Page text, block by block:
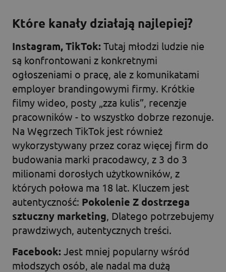
Które kanały działają najlepiej?
Instagram, TikTok: Tutaj młodzi ludzie nie
są konfrontowani z konkretnymi
ogłoszeniami o pracę, ale z komunikatami
employer brandingowymi firmy. Krótkie
filmy wideo, posty „zza kulis”, recenzje
pracowników - to wszystko dobrze rezonuje.
Na Węgrzech TikTok jest również
wykorzystywany przez coraz więcej firm do
budowania marki pracodawcy, z 3 do 3
milionami dorosłych użytkowników, z
których połowa ma 18 lat. Kluczem jest
autentyczność: Pokolenie Z dostrzega
sztuczny marketing , Dlatego potrzebujemy
prawdziwych, autentycznych treści.
Facebook: Jest mniej popularny wśród
młodszych osób, ale nadal ma dużą